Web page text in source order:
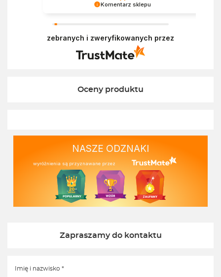
Komentarz sklepu
wszystkich osób zaopatrujących się w
Ekofabryce. Mamy nadzieję, że do nas wrócisz :)
Pozdrawiamy
zebranych i zweryfikowanych przez
Oceny produktu
NASZE ODZNAKI
wyróżnienia są przyznawane przez
Zapraszamy do kontaktu
Imię i nazwisko *